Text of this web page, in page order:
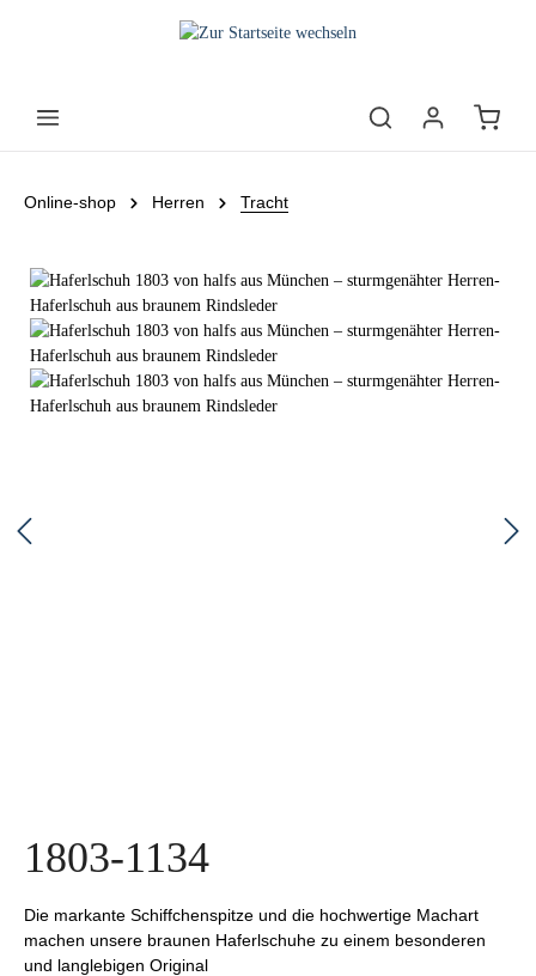
Online-shop Herren Tracht
1803-1134
Die markante Schiffchenspitze und die hochwertige Machart
machen unsere braunen Haferlschuhe zu einem besonderen
und langlebigen Original